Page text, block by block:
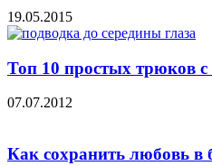
19.05.2015
Топ 10 простых трюков с
07.07.2012
Как сохранить любовь в